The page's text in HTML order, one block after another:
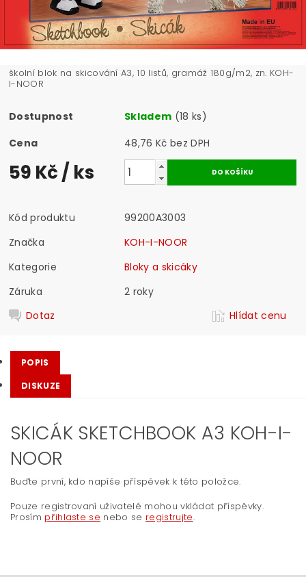
školní blok na skicování A3, 10 listů, gramáž 180g/m2, zn. KOH-
I-NOOR
Dostupnost Skladem (18 ks)
Cena
48,76 Kč bez DPH
59 Kč/ ks
Kód produktu
99200A3003
Značka
KOH-I-NOOR
Kategorie
Bloky a skicáky
Záruka
2 roky
Dotaz
Hlídat cenu
POPIS
DISKUZE
SKICÁK SKETCHBOOK A3 KOH-I-
NOOR
Buďte první, kdo napíše příspěvek k této položce.
Pouze registrovaní uživatelé mohou vkládat příspěvky.
Prosím přihlaste se nebo se registrujte.